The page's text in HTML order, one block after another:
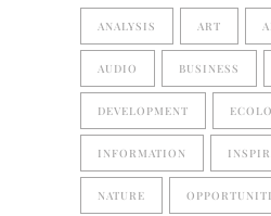
ANALYSIS ART
AUDIO BUSINESS
DEVELOPMENT
INFORMATION
NATURE